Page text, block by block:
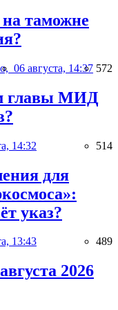
таможне
06 августа, 14:37 572
главы МИД
14:32 514
для
указ?
13:43 489
2026